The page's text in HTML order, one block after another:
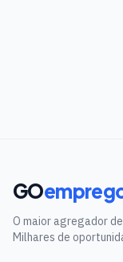
GO
O maior agregador
Milhares de